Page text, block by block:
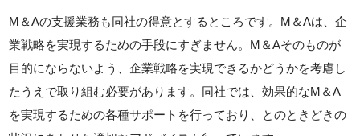
M＆Aの支援業務も同社の得意とするところです。M＆Aは、企
業戦略を実現するための手段にすぎません。M＆Aそのものが
目的にならないよう、企業戦略を実現できるかどうかを考慮し
たうえで取り組む必要があります。同社では、効果的なM＆A
を実現するための各種サポートを行っており、とのときどきの